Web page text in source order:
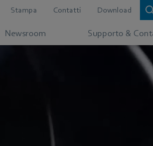
Stampa Contatti Download
Newsroom Supporto &